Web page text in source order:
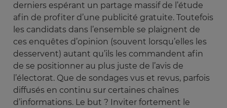
derniers espérant un partage massif de l’étude
afin de profiter d’une publicité gratuite. Toutefois
les candidats dans l’ensemble se plaignent de
ces enquêtes d’opinion (souvent lorsqu’elles les
desservent) autant qu’ils les commandent afin
de se positionner au plus juste de l’avis de
l’électorat. Que de sondages vus et revus, parfois
diffusés en continu sur certaines chaînes
d’informations. Le but ? Inviter fortement le